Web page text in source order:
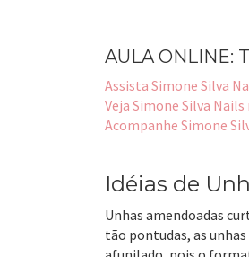
AULA ONLINE:
Assista Simone Silva
Veja Simone Silva
Acompanhe Simone
Idéias de
Unhas amendoadas
tão pontudas, as